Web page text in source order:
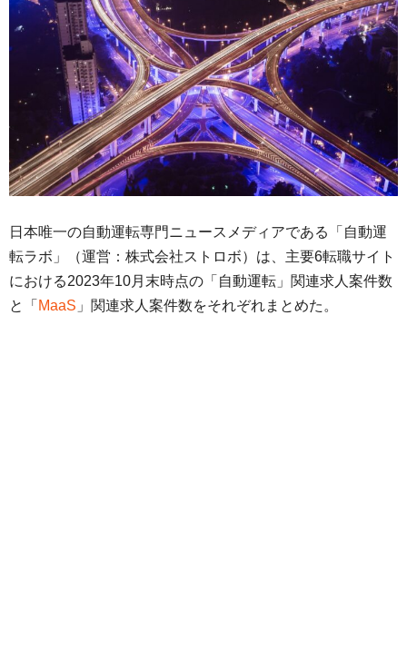
日本唯一の自動運転専門ニュースメディアである「自動運
転ラボ」（運営：株式会社ストロボ）は、主要6転職サイト
における2023年10月末時点の「自動運転」関連求人案件数
と「 MaaS 」関連求人案件数をそれぞれまとめた。